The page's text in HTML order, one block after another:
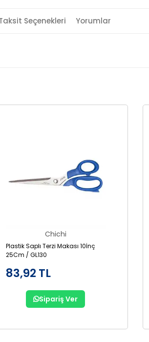
Seçenekleri Yorumlar
Chichi
Plastik Saplı Terzi Makası 10İnç
25Cm / GL130
83,92 TL
Sipariş Ver